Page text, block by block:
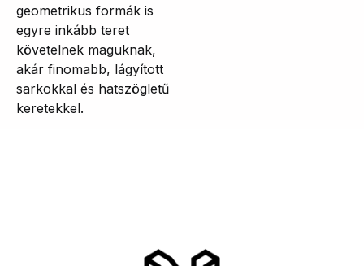
geometrikus formák is
egyre inkább teret
követelnek maguknak,
akár finomabb, lágyított
sarkokkal és hatszögletű
keretekkel.